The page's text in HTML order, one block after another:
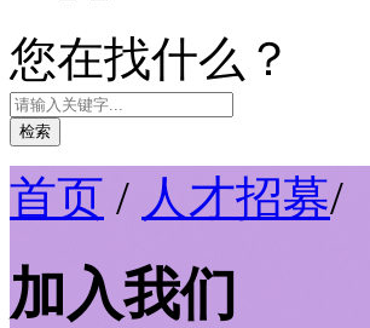
您在找什么？
检索
首页 / 人才招募/
加入我们